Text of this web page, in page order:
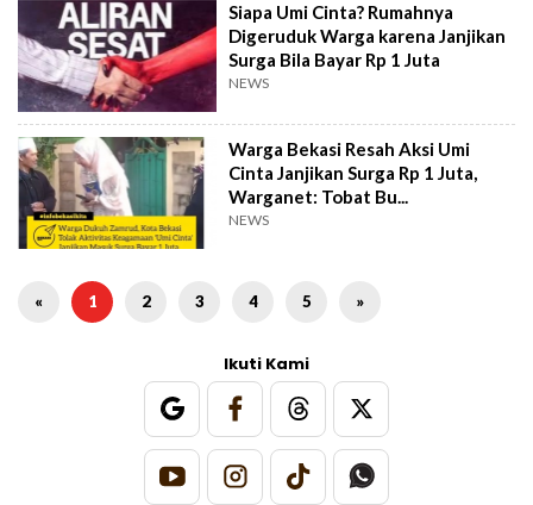
Siapa Umi Cinta? Rumahnya
Digeruduk Warga karena Janjikan
Surga Bila Bayar Rp 1 Juta
NEWS
Warga Bekasi Resah Aksi Umi
Cinta Janjikan Surga Rp 1 Juta,
Warganet: Tobat Bu...
NEWS
« 1 2 3 4 5 »
Ikuti Kami